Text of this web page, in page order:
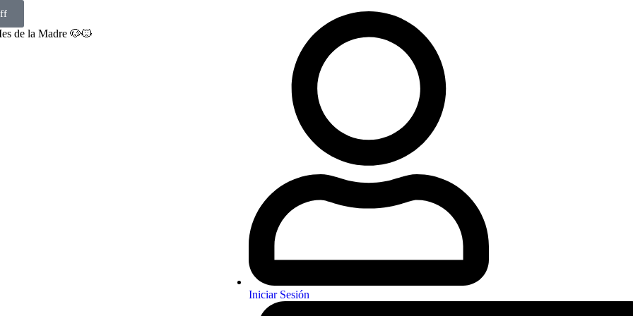
de la Madre 🐶🐱
Iniciar Sesión